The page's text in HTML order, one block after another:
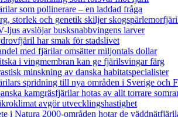
som pollinerare – en laddad fråga
storlek och genetik skiljer
ljus avslöjar busksnabbvingens larver
har smak för stadslivet
med fjärilar omsätter miljontals dollar
i vingmembran kan ge fjärilsvingar färg
minskning av danska habitatspecialister
spridning till nya områden i Sverige och
kamgräsfjärilar hotas av allt torrare
avgör utvecklingshastighet
i Natura 2000-områden hotar de